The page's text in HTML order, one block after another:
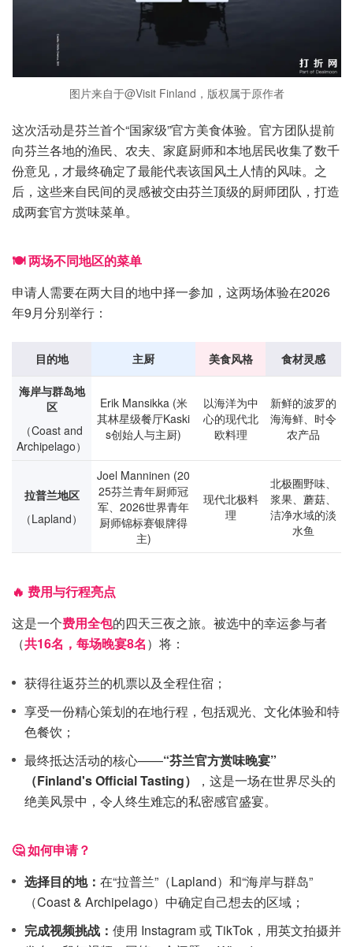
图片来自于@Visit Finland，版权属于原作者
这次活动是芬兰首个“国家级”官方美食体验。官方团队提前
向芬兰各地的渔民、农夫、家庭厨师和本地居民收集了数千
份意见，才最终确定了最能代表该国风土人情的风味。之
后，这些来自民间的灵感被交由芬兰顶级的厨师团队，打造
成两套官方赏味菜单。
🍽️ 两场不同地区的菜单
申请人需要在两大目的地中择一参加，这两场体验在2026
年9月分别举行：
目的地 主厨 美食风格 食材灵感
海岸与群岛地
区
（Coast and
Archipelago）
Erik Mansikka (米
其林星级餐厅Kaski
s创始人与主厨)
以海洋为中
心的现代北
欧料理
新鲜的波罗的
海海鲜、时令
农产品
拉普兰地区
（Lapland）
Joel Manninen (20
25芬兰青年厨师冠
军、2026世界青年
厨师锦标赛银牌得
主)
现代北极料
理
北极圈野味、
浆果、蘑菇、
洁净水域的淡
水鱼
🔥 费用与行程亮点
这是一个费用全包的四天三夜之旅。被选中的幸运参与者
（共16名，每场晚宴8名）将：
获得往返芬兰的机票以及全程住宿；
享受一份精心策划的在地行程，包括观光、文化体验和特
色餐饮；
最终抵达活动的核心——“芬兰官方赏味晚宴”
（Finland's Official Tasting）
，这是一场在世界尽头的
绝美风景中，令人终生难忘的私密感官盛宴。
🤔 如何申请？
选择目的地： 在“拉普兰”（Lapland）和“海岸与群岛”
（Coast & Archipelago）中确定自己想去的区域；
完成视频挑战： 使用 Instagram 或 TikTok，用英文拍摄并